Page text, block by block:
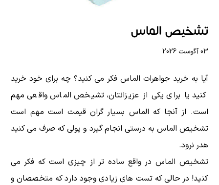
تشخیص الماس
03 آگوست 2026
آیا به خرید جواهرات الماس فکر می کنید؟ چه برای خود خرید
کنید یا برای یکی از عزیزانتان، تشیخص الماس واقعی مهم
است. از آنجا که الماس بسیار گران قیمت است مهم است
تشخیص الماس به درستی انجام گیرد و پولی که صرف می کنید
هدر نرود.
تشخیص الماس در واقع ساده تر از چیزی است که فکر می
کنید! در حالی که تست های زیادی وجود دارد که متخصصان و